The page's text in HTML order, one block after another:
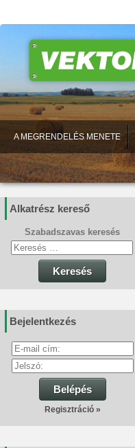
A MEGRENDELÉS MENETE
Alkatrész kereső
Szabadszavas keresés
Keresés
Bejelentkezés
Belépés
Regisztráció »